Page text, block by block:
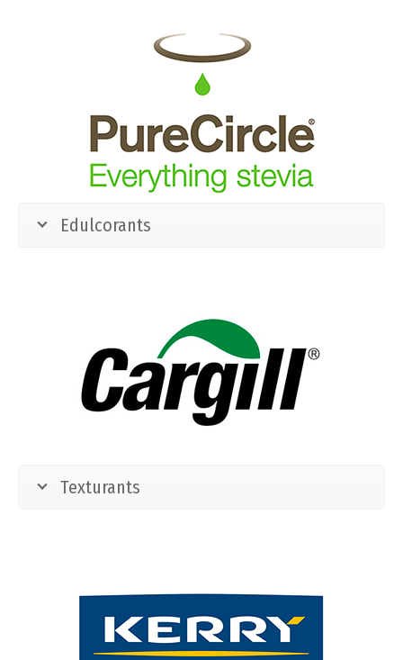
Edulcorants
Texturants